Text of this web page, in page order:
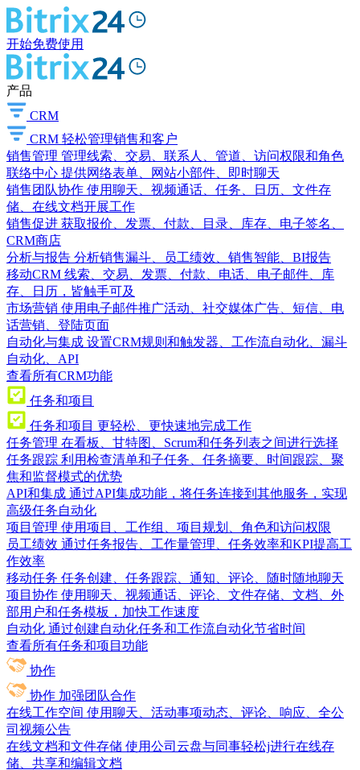
开始免费使用
产品
CRM
CRM 轻松管理销售和客户
销售管理 管理线索、交易、联系人、管道、访问权限和角色
联络中心 提供网络表单、网站小部件、即时聊天
销售团队协作 使用聊天、视频通话、任务、日历、文件存
储、在线文档开展工作
销售促进 获取报价、发票、付款、目录、库存、电子签名、
CRM商店
分析与报告 分析销售漏斗、员工绩效、销售智能、BI报告
移动CRM 线索、交易、发票、付款、电话、电子邮件、库
存、日历，皆触手可及
市场营销 使用电子邮件推广活动、社交媒体广告、短信、电
话营销、登陆页面
自动化与集成 设置CRM规则和触发器、工作流自动化、漏斗
自动化、API
查看所有CRM功能
任务和项目
任务和项目 更轻松、更快速地完成工作
任务管理 在看板、甘特图、Scrum和任务列表之间进行选择
任务跟踪 利用检查清单和子任务、任务摘要、时间跟踪、聚
焦和监督模式的优势
API和集成 通过API集成功能，将任务连接到其他服务，实现
高级任务自动化
项目管理 使用项目、工作组、项目规划、角色和访问权限
员工绩效 通过任务报告、工作量管理、任务效率和KPI提高工
作效率
移动任务 任务创建、任务跟踪、通知、评论、随时随地聊天
项目协作 使用聊天、视频通话、评论、文件存储、文档、外
部用户和任务模板，加快工作速度
自动化 通过创建自动化任务和工作流自动化节省时间
查看所有任务和项目功能
协作
协作 加强团队合作
在线工作空间 使用聊天、活动事项动态、评论、响应、全公
司视频公告
在线文档和文件存储 使用公司云盘与同事轻松j进行在线存
储、共享和编辑文档